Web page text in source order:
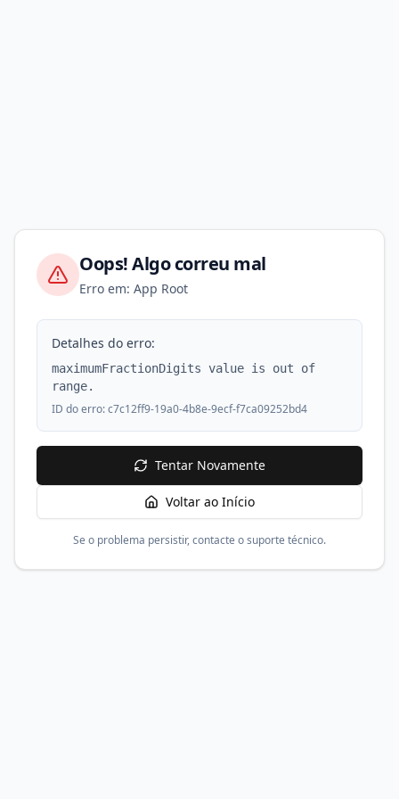
Oops! Algo correu mal
Erro em: App Root
Detalhes do erro:
maximumFractionDigits value is out of
range.
ID do erro:c7c12ff9-19a0-4b8e-9ecf-f7ca09252bd4
Tentar Novamente
Voltar ao Início
Se o problema persistir, contacte o suporte técnico.